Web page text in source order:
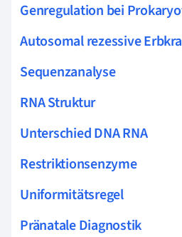
Genregulation bei
Autosomal rezessive
Sequenzanalyse
RNA Struktur
Unterschied DNA RNA
Restriktionsenzyme
Uniformitätsregel
Pränatale Diagnostik